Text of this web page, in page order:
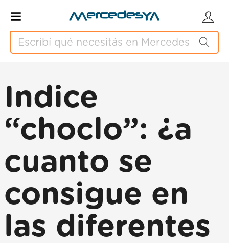
Indice
“choclo”: ¿a
cuanto se
consigue en
las diferentes